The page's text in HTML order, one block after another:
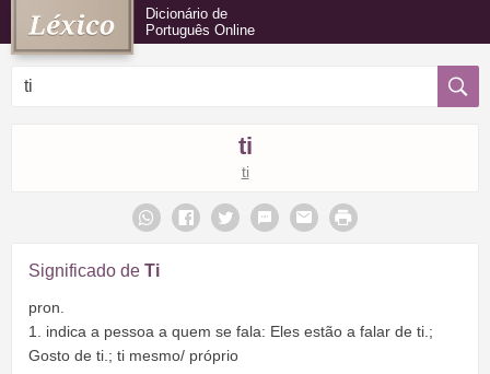
Dicionário de
Português Online
ti
ti
Significado de Ti
pron.
1. indica a pessoa a quem se fala: Eles estão a falar de ti.;
Gosto de ti.; ti mesmo/ próprio